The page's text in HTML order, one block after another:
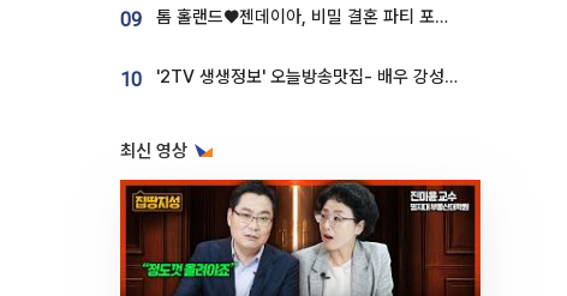
09 톰 홀랜드♥젠데이아, 비밀 결혼 파티 포착⋯호텔 대관비만 9억
10 '2TV 생생정보' 오늘방송맛집- 배우 강성진 단골! 쌀국수ㆍ푸팟퐁 커리 맛집 '블○○○'
최신 영상